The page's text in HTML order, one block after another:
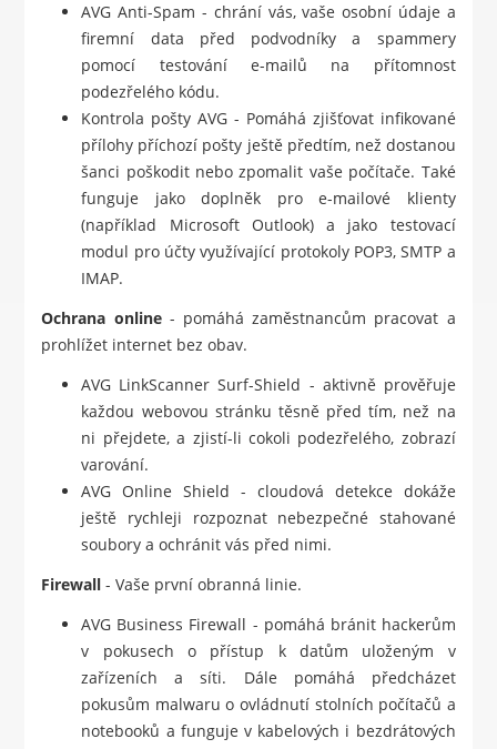
AVG Anti-Spam - chrání vás, vaše osobní údaje a
firemní data před podvodníky a spammery
pomocí testování e-mailů na přítomnost
podezřelého kódu.
Kontrola pošty AVG - Pomáhá zjišťovat infikované
přílohy příchozí pošty ještě předtím, než dostanou
šanci poškodit nebo zpomalit vaše počítače. Také
funguje jako doplněk pro e-mailové klienty
(například Microsoft Outlook) a jako testovací
modul pro účty využívající protokoly POP3, SMTP a
IMAP.
Ochrana online- pomáhá zaměstnancům pracovat a
prohlížet internet bez obav.
AVG LinkScanner Surf-Shield - aktivně prověřuje
každou webovou stránku těsně před tím, než na
ni přejdete, a zjistí-li cokoli podezřelého, zobrazí
varování.
AVG Online Shield - cloudová detekce dokáže
ještě rychleji rozpoznat nebezpečné stahované
soubory a ochránit vás před nimi.
Firewall - Vaše první obranná linie.
AVG Business Firewall - pomáhá bránit hackerům
v pokusech o přístup k datům uloženým v
zařízeních a síti. Dále pomáhá předcházet
pokusům malwaru o ovládnutí stolních počítačů a
notebooků a funguje v kabelových i bezdrátových